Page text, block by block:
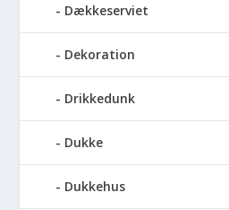
Dækkeserviet
Dekoration
Drikkedunk
Dukke
Dukkehus